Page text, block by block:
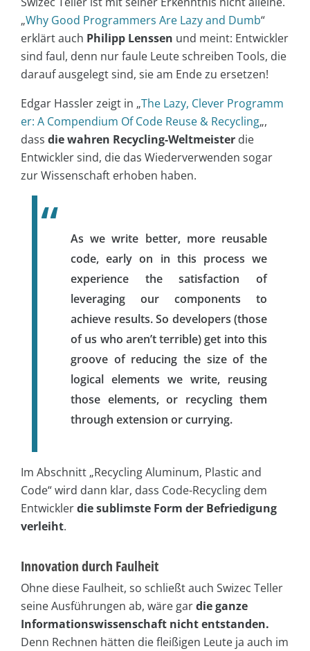
„Why Good Programmers Are Lazy and Dumb“
erklärt auch Philipp Lenssen und meint: Entwickler
sind faul, denn nur faule Leute schreiben Tools, die
darauf ausgelegt sind, sie am Ende zu ersetzen!
Edgar Hassler zeigt in „The Lazy, Clever Programm
er: A Compendium Of Code Reuse & Recycling„,
dass die wahren Recycling-Weltmeister die
Entwickler sind, die das Wiederverwenden sogar
zur Wissenschaft erhoben haben.
As we write better, more reusable
code, early on in this process we
experience the satisfaction of
leveraging our components to
achieve results. So developers (those
of us who aren’t terrible) get into this
groove of reducing the size of the
logical elements we write, reusing
those elements, or recycling them
through extension or currying.
Im Abschnitt „Recycling Aluminum, Plastic and
Code“ wird dann klar, dass Code-Recycling dem
Entwicklerdie sublimste Form der Befriedigung
verleiht.
Innovation durch Faulheit
Ohne diese Faulheit, so schließt auch Swizec Teller
seine Ausführungen ab, wäre gardie ganze
Informationswissenschaft nicht entstanden.
Denn Rechnen hätten die fleißigen Leute ja auch im